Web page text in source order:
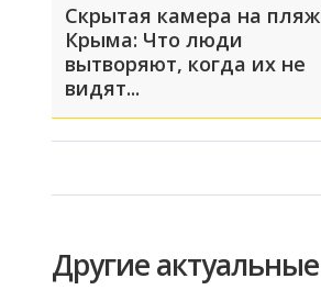
Скрытая камера на
Крыма: Что люди
вытворяют, когда их не
видят...
Другие